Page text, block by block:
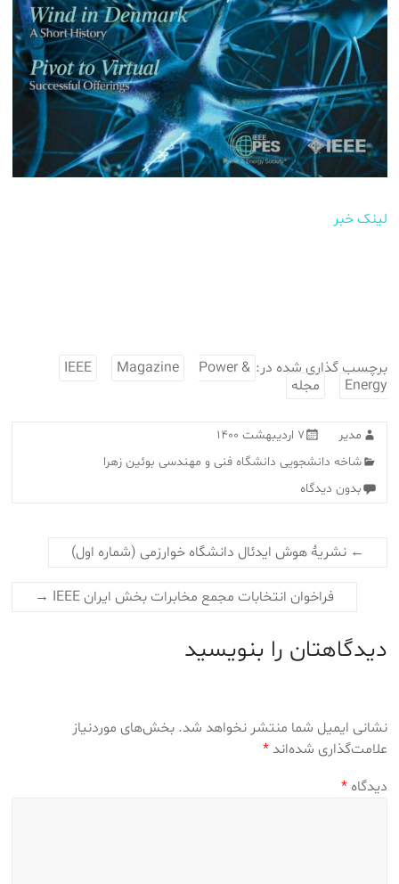
لینک خبر
برچسب گذاری شده در: IEEE Magazine
Power &
Energy
مجله
مدیر
۷ اردیبهشت ۱۴۰۰
شاخه دانشجویی دانشگاه فنی و مهندسی بوئین زهرا
بدون دیدگاه
← نشریهٔ هوش ایدئال دانشگاه خوارزمی (شماره اول)
فراخوان انتخابات مجمع مخابرات بخش ایران IEEE →
دیدگاهتان را بنویسید
نشانی ایمیل شما منتشر نخواهد شد. بخش‌های موردنیاز
علامت‌گذاری شده‌اند*
دیدگاه*